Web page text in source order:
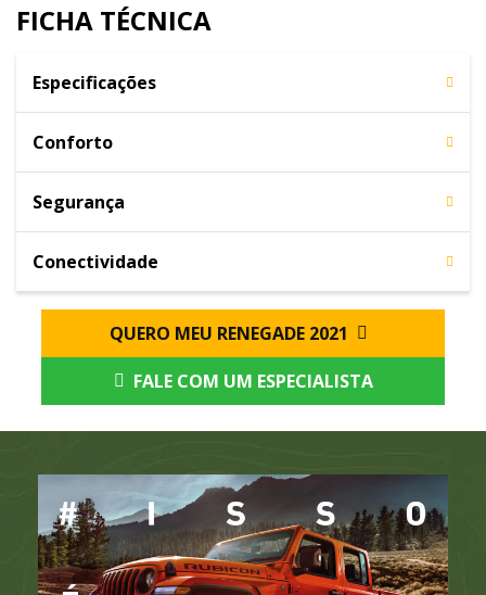
FICHA TÉCNICA
Especificações
Conforto
Segurança
Conectividade
QUERO MEU RENEGADE 2021
FALE COM UM ESPECIALISTA